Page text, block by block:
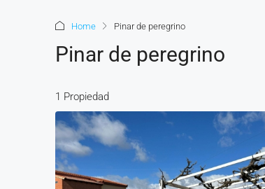
Home Pinar de peregrino
Pinar de peregrino
1 Propiedad